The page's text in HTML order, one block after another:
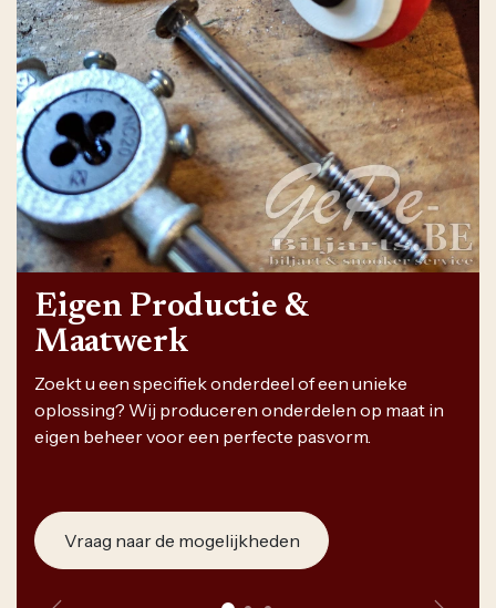
Eigen Productie &
Maatwerk
Zoekt u een specifiek onderdeel of een unieke
oplossing? Wij produceren onderdelen op maat in
eigen beheer voor een perfecte pasvorm.
Vraag naar de mogelijkheden